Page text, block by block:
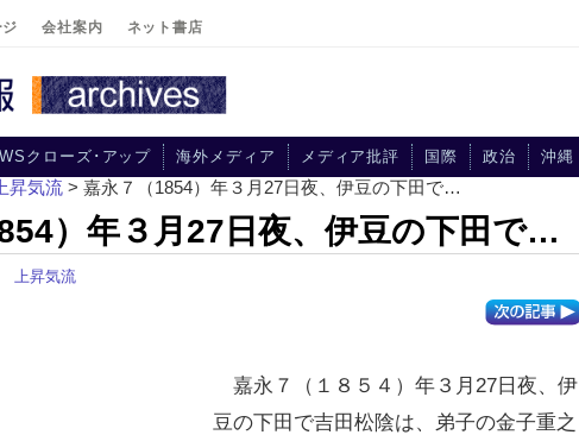
会社案内 ネット書店
クローズ･アップ 海外メディア メディア批評 国際 政治 沖縄
上昇気流 > 嘉永７（1854）年３月27日夜、伊豆の下田で…
）年３月27日夜、伊豆の下田で…
上昇気流
嘉永７（１８５４）年３月27日夜、伊
豆の下田で吉田松陰は、弟子の金子重之